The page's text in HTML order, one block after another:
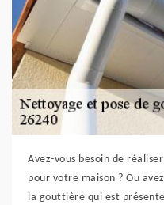
Avez-vous besoin de
pour votre maison ? Ou
la gouttière qui est